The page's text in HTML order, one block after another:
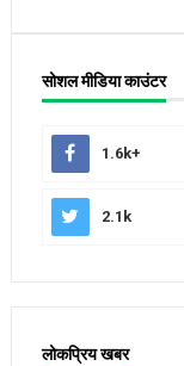
सोशल मीडिया काउंटर
1.6k+
2.1k
लोकप्रिय खबर